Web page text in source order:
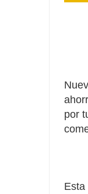
por
Esta